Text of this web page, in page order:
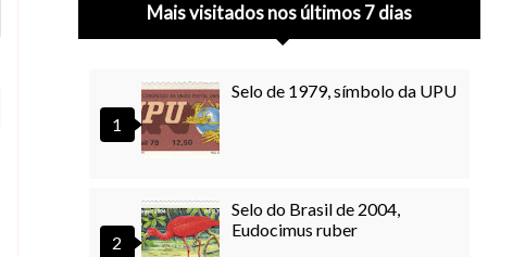
Mais visitados nos últimos 7 dias
Selo de 1979, símbolo da UPU
Selo do Brasil de 2004,
Eudocimus ruber